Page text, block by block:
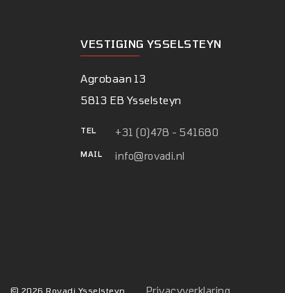
VESTIGING YSSELSTEYN
Agrobaan 13
5813 EB Ysselsteyn
TEL +31 (0)478 - 541680
MAIL info@rovadi.nl
© 2026 Rovadi Ysselsteyn